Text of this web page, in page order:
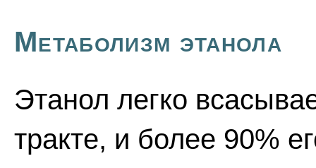
Метаболизм этанола
Этанол легко
тракте, и более 90%